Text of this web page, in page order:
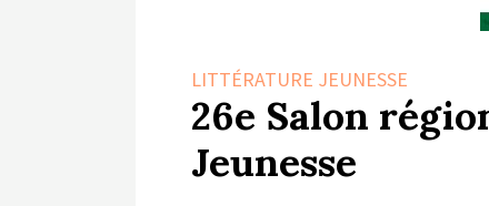
LITTÉRATURE JEUNESSE
26e Salon
Jeunesse